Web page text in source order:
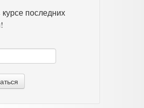
курсе последних